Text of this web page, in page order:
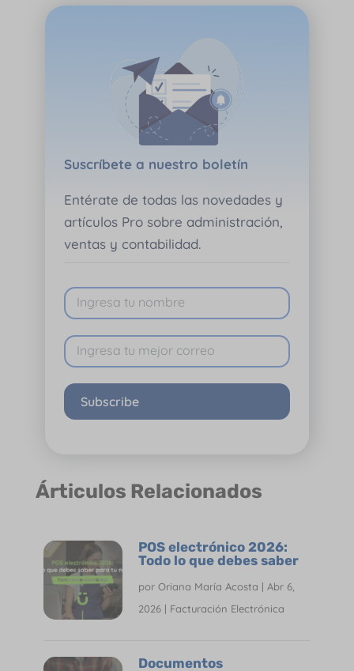
Suscríbete a nuestro boletín
Entérate de todas las novedades y
artículos Pro sobre administración,
ventas y contabilidad.
Subscribe
Árticulos Relacionados
POS electrónico 2026:
Todo lo que debes saber
por Oriana María Acosta | Abr 6,
2026| Facturación Electrónica
Documentos